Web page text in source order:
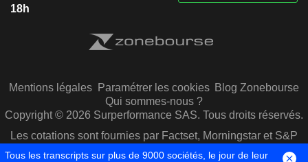
18h
Mentions légales Paramétrer les cookies Blog Zonebourse
Qui sommes-nous ?
Copyright © 2026 Surperformance SAS. Tous droits réservés.
Les cotations sont fournies par Factset, Morningstar et S&P
Capital IQ
Tous les transcripts sur plus de 9000 sociétés, le jour de leur